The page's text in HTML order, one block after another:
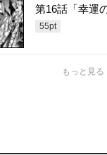
第16話「幸運
55pt
もっと見る